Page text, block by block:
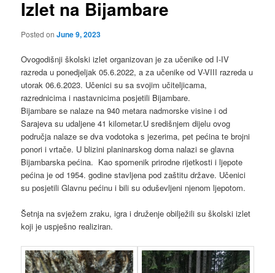
Izlet na Bijambare
Posted onJune 9, 2023
Ovogodišnji školski izlet organizovan je za učenike od I-IV
razreda u ponedjeljak 05.6.2022, a za učenike od V-VIII razreda u
utorak 06.6.2023. Učenici su sa svojim učiteljicama,
razrednicima i nastavnicima posjetili Bijambare.
Bijambare se nalaze na 940 metara nadmorske visine i od
Sarajeva su udaljene 41 kilometar.U središnjem dijelu ovog
područja nalaze se dva vodotoka s jezerima, pet pećina te brojni
ponori i vrtače. U blizini planinarskog doma nalazi se glavna
Bijambarska pećina. Kao spomenik prirodne rijetkosti i ljepote
pećina je od 1954. godine stavljena pod zaštitu države. Učenici
su posjetili Glavnu pećinu i bili su oduševljeni njenom ljepotom.
Šetnja na svježem zraku, igra i druženje obilježili su školski izlet
koji je uspješno realiziran.